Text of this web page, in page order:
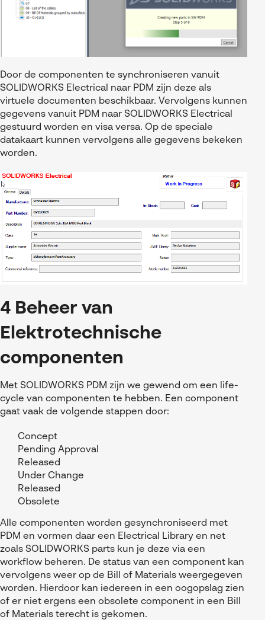
Door de componenten te synchroniseren vanuit
SOLIDWORKS Electrical naar PDM zijn deze als
virtuele documenten beschikbaar. Vervolgens kunnen
gegevens vanuit PDM naar SOLIDWORKS Electrical
gestuurd worden en visa versa. Op de speciale
datakaart kunnen vervolgens alle gegevens bekeken
worden.
4 Beheer van
Elektrotechnische
componenten
Met SOLIDWORKS PDM zijn we gewend om een life-
cycle van componenten te hebben. Een component
gaat vaak de volgende stappen door:
Concept
Pending Approval
Released
Under Change
Released
Obsolete
Alle componenten worden gesynchroniseerd met
PDM en vormen daar een Electrical Library en net
zoals SOLIDWORKS parts kun je deze via een
workflow beheren. De status van een component kan
vervolgens weer op de Bill of Materials weergegeven
worden. Hierdoor kan iedereen in een oogopslag zien
of er niet ergens een obsolete component in een Bill
of Materials terecht is gekomen.